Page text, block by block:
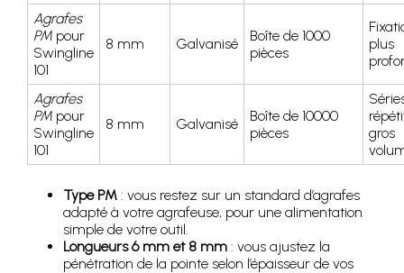
Agrafes
PM pour
Swingline
101
8 mm Galvanisé
Boîte de 1000
pièces
plus
Agrafes
PM pour
Swingline
101
8 mm Galvanisé
Boîte de 10000
pièces
gros
Type PM : vous restez sur un standard d’agrafes
adapté à votre agrafeuse, pour une alimentation
simple de votre outil.
Longueurs 6 mm et 8 mm : vous ajustez la
pénétration de la pointe selon l’épaisseur de vos